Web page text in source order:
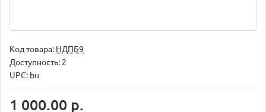
Код товара: НДПБ9
Доступность: 2
UPC: bu
1 000.00 р.